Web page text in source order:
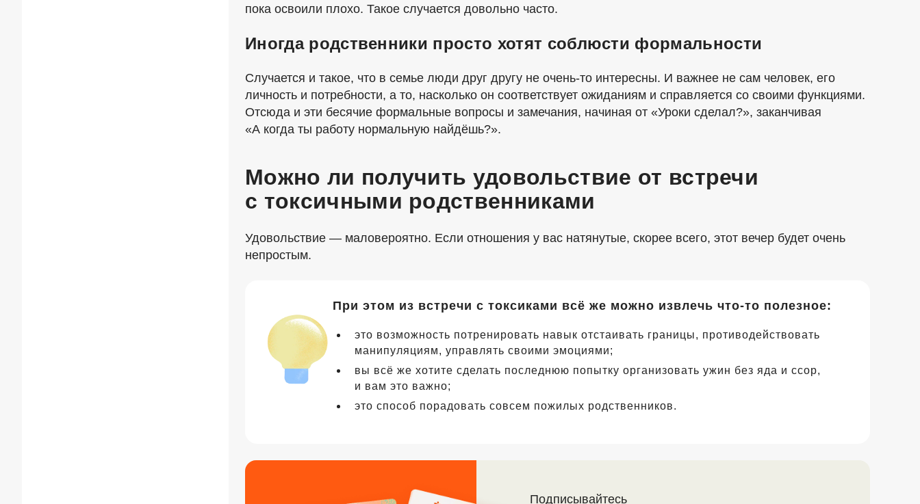
пока освоили плохо. Такое случается довольно часто.
Иногда родственники просто хотят соблюсти формальности
Случается и такое, что в семье люди друг другу не очень-то интересны. И важнее не сам человек, его
личность и потребности, а то, насколько он соответствует ожиданиям и справляется со своими функциями.
Отсюда и эти бесячие формальные вопросы и замечания, начиная от «Уроки сделал?», заканчивая
«А когда ты работу нормальную найдёшь?».
Можно ли получить удовольствие от встречи
с токсичными родственниками
Удовольствие — маловероятно. Если отношения у вас натянутые, скорее всего, этот вечер будет очень
непростым.
При этом из встречи с токсиками всё же можно извлечьчто-то полезное:
это возможность потренировать навык отстаивать границы, противодействовать
манипуляциям, управлять своими эмоциями;
вы всё же хотите сделать последнюю попытку организовать ужин без яда и ссор,
и вам это важно;
это способ порадовать совсем пожилых родственников.
Подписывайтесь